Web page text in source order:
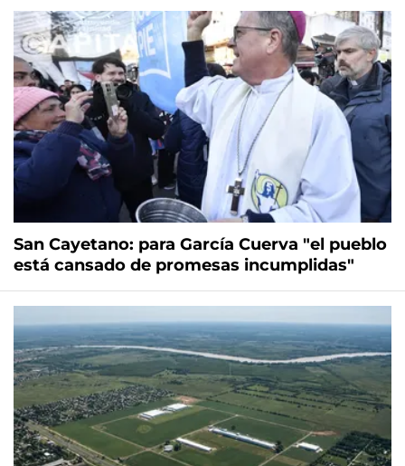
San Cayetano: para García Cuerva "el pueblo
está cansado de promesas incumplidas"